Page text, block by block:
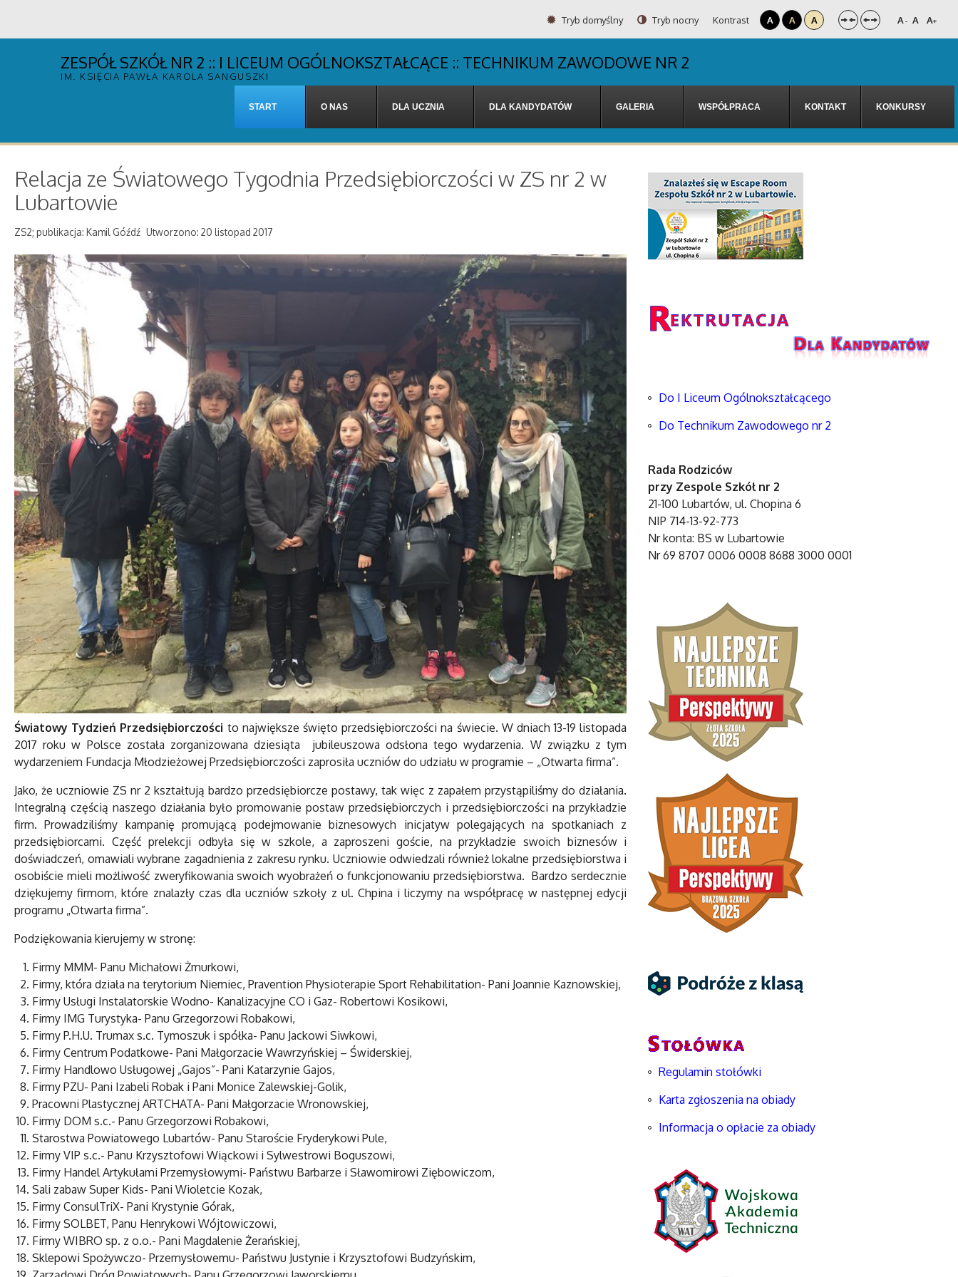
Tryb domyślny Tryb nocny Kontrast A A A A- A A+
ZESPÓŁ SZKÓŁ NR 2 :: I LICEUM OGÓLNOKSZTAŁCĄCE :: TECHNIKUM ZAWODOWE NR 2
IM. KSIĘCIA PAWŁA KAROLA SANGUSZKI
START O NAS DLA UCZNIA DLA KANDYDATÓW GALERIA WSPÓŁPRACA KONTAKT KONKURSY
Relacja ze Światowego Tygodnia Przedsiębiorczości w ZS nr 2 w
Lubartowie
ZS2; publikacja: Kamil Góźdź Utworzono: 20 listopad 2017
Światowy Tydzień Przedsiębiorczości to największe święto przedsiębiorczości na świecie. W dniach 13-19 listopada
2017 roku w Polsce została zorganizowana dziesiąta jubileuszowa odsłona tego wydarzenia. W związku z tym
wydarzeniem Fundacja Młodzieżowej Przedsiębiorczości zaprosiła uczniów do udziału w programie – „Otwarta firma”.
Jako, że uczniowie ZS nr 2 kształtują bardzo przedsiębiorcze postawy, tak więc z zapałem przystąpiliśmy do działania.
Integralną częścią naszego działania było promowanie postaw przedsiębiorczych i przedsiębiorczości na przykładzie
firm. Prowadziliśmy kampanię promującą podejmowanie biznesowych inicjatyw polegających na spotkaniach z
przedsiębiorcami. Część prelekcji odbyła się w szkole, a zaproszeni goście, na przykładzie swoich biznesów i
doświadczeń, omawiali wybrane zagadnienia z zakresu rynku. Uczniowie odwiedzali również lokalne przedsiębiorstwa i
osobiście mieli możliwość zweryfikowania swoich wyobrażeń o funkcjonowaniu przedsiębiorstwa. Bardzo serdecznie
dziękujemy firmom, które znalazły czas dla uczniów szkoły z ul. Chpina i liczymy na współpracę w następnej edycji
programu „Otwarta firma”.
Podziękowania kierujemy w stronę:
Firmy MMM- Panu Michałowi Żmurkowi,
Firmy, która działa na terytorium Niemiec, Pravention Physioterapie Sport Rehabilitation- Pani Joannie Kaznowskiej,
Firmy Usługi Instalatorskie Wodno- Kanalizacyjne CO i Gaz- Robertowi Kosikowi,
Firmy IMG Turystyka- Panu Grzegorzowi Robakowi,
Firmy P.H.U. Trumax s.c. Tymoszuk i spółka- Panu Jackowi Siwkowi,
Firmy Centrum Podatkowe- Pani Małgorzacie Wawrzyńskiej – Świderskiej,
Firmy Handlowo Usługowej „Gajos”- Pani Katarzynie Gajos,
Firmy PZU- Pani Izabeli Robak i Pani Monice Zalewskiej-Golik,
Pracowni Plastycznej ARTCHATA- Pani Małgorzacie Wronowskiej,
Firmy DOM s.c.- Panu Grzegorzowi Robakowi,
Starostwa Powiatowego Lubartów- Panu Staroście Fryderykowi Pule,
Firmy VIP s.c.- Panu Krzysztofowi Wiąckowi i Sylwestrowi Boguszowi,
Firmy Handel Artykułami Przemysłowymi- Państwu Barbarze i Sławomirowi Ziębowiczom,
Sali zabaw Super Kids- Pani Wioletcie Kozak,
Firmy ConsulTriX- Pani Krystynie Górak,
Firmy SOLBET, Panu Henrykowi Wójtowiczowi,
Firmy WIBRO sp. z o.o.- Pani Magdalenie Żerańskiej,
Sklepowi Spożywczo- Przemysłowemu- Państwu Justynie i Krzysztofowi Budzyńskim,
Do I Liceum Ogólnokształcącego
Do Technikum Zawodowego nr 2
Rada Rodziców
przy Zespole Szkół nr 2
21-100 Lubartów, ul. Chopina 6
NIP 714-13-92-773
Nr konta: BS w Lubartowie
Nr 69 8707 0006 0008 8688 3000 0001
Regulamin stołówki
Karta zgłoszenia na obiady
Informacja o opłacie za obiady